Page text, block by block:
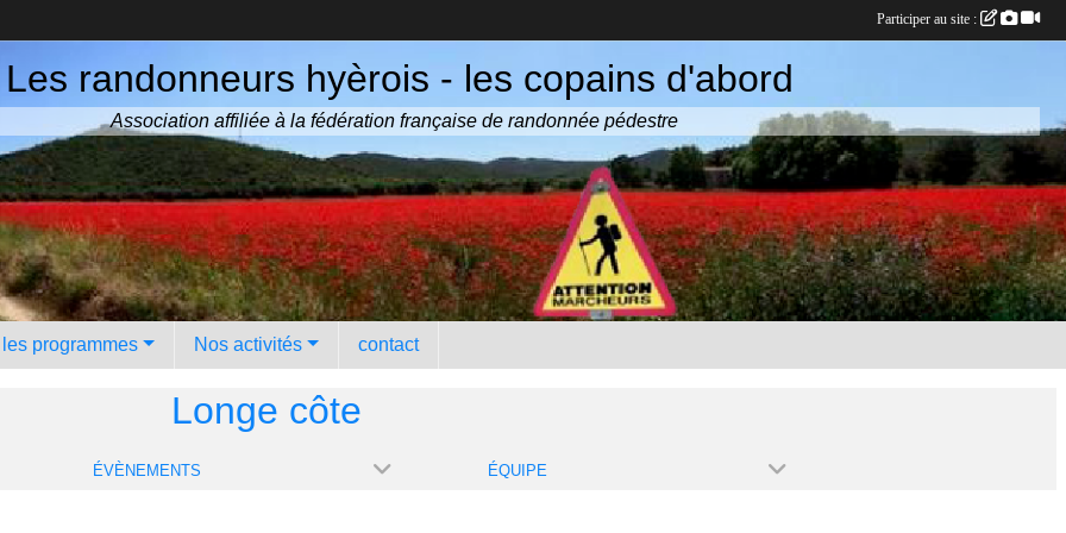
Les randonneurs hyèrois - les copains d'abord
Association affiliée à la fédération française de randonnée pédestre
programmes Nos activités contact
Longe côte
ÉVÈNEMENTS ÉQUIPE
Participer au site :